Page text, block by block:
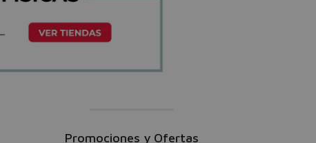
Promociones y Ofertas